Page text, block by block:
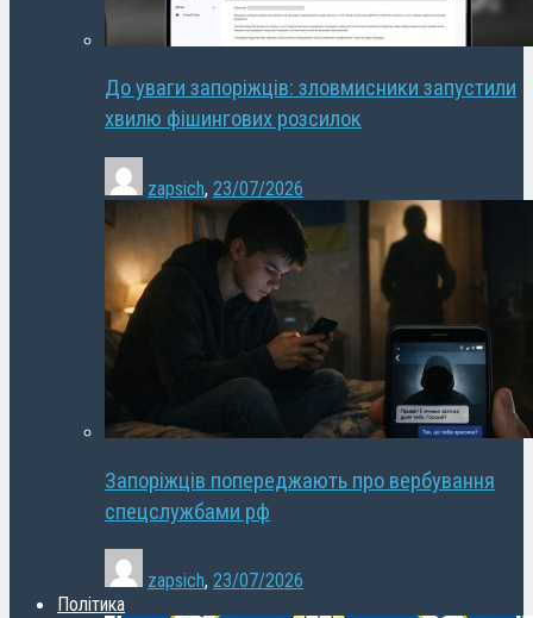
До уваги запоріжців: зловмисники запустили
хвилю фішингових розсилок
zapsich, 23/07/2026
Запоріжців попереджають про вербування
спецслужбами рф
zapsich, 23/07/2026
Політика